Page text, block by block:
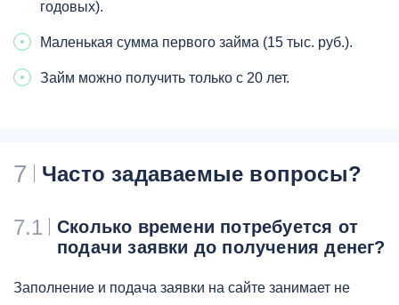
годовых).
Маленькая сумма первого займа (15 тыс. руб.).
Займ можно получить только с 20 лет.
7 Часто задаваемые вопросы?
7.1
Сколько времени потребуется от
подачи заявки до получения денег?
Заполнение и подача заявки на сайте занимает не